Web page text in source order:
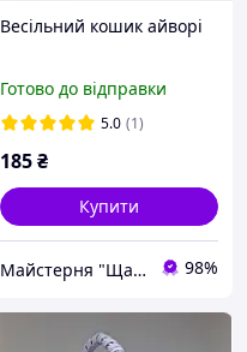
Весільний кошик айворі
Готово до відправки
5.0 (1)
185₴
Купити
Майстерня "Щасливі разом" 98%